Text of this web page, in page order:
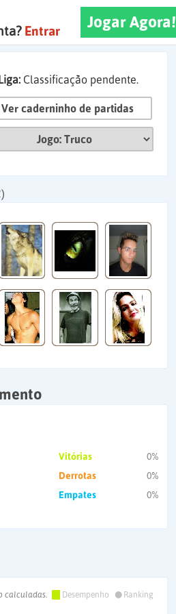
Jogar Agora!
Entrar
Classificação pendente.
Ver caderninho de partidas
Vitórias
0%
Derrotas
0%
Empates
0%
calculadas. Desempenho •
Ranking